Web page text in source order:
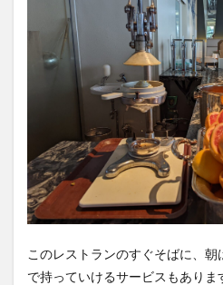
このレストランのすぐそばに、朝
で持っていけるサービスもありま